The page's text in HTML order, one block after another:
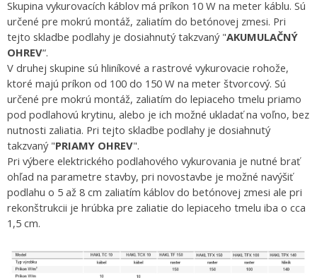
Skupina vykurovacích káblov má príkon 10 W na meter káblu. Sú
určené pre mokrú montáž, zaliatím do betónovej zmesi. Pri
tejto skladbe podlahy je dosiahnutý takzvaný "AKUMULAČNÝ
OHREV“.
V druhej skupine sú hliníkové a rastrové vykurovacie rohože,
ktoré majú príkon od 100 do 150 W na meter štvorcový. Sú
určené pre mokrú montáž, zaliatím do lepiaceho tmelu priamo
pod podlahovú krytinu, alebo je ich možné ukladať na voľno, bez
nutnosti zaliatia. Pri tejto skladbe podlahy je dosiahnutý
takzvaný "PRIAMY OHREV".
Pri výbere elektrického podlahového vykurovania je nutné brať
ohľad na parametre stavby, pri novostavbe je možné navýšiť
podlahu o 5 až 8 cm zaliatím káblov do betónovej zmesi ale pri
rekonštrukcii je hrúbka pre zaliatie do lepiaceho tmelu iba o cca
1,5 cm.